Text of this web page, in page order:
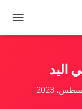
ب
اليد